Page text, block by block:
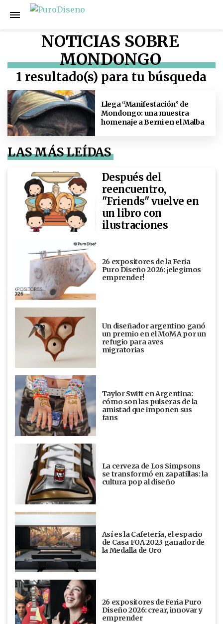
NOTICIAS SOBRE
MONDONGO
1 resultado(s) para tu búsqueda
Llega “Manifestación” de
Mondongo: una muestra
homenaje a Berni en el Malba
LAS MÁS LEÍDAS
Después del
reencuentro,
"Friends" vuelve en
un libro con
ilustraciones
26 expositores de la Feria
Puro Diseño 2026: ¡elegimos
emprender!
Un diseñador argentino ganó
un premio en el MoMA por un
refugio para aves
migratorias
Taylor Swift en Argentina:
cómo son las pulseras de la
amistad que imponen sus
fans
La cerveza de Los Simpsons
se transformó en zapatillas: la
cultura pop al diseño
Así es la Cafetería, el espacio
de Casa FOA 2023 ganador de
la Medalla de Oro
26 expositores de Feria Puro
Diseño 2026: crear, innovar y
emprender